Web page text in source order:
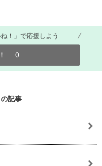
！」で応援しよう
0
記事